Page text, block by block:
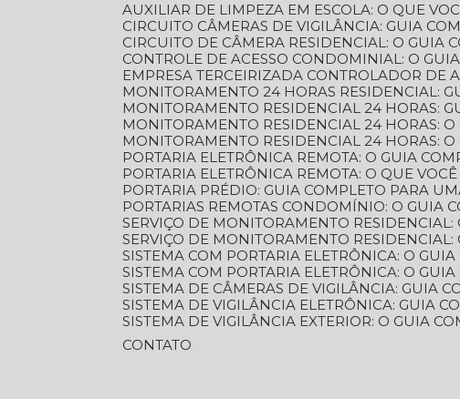
AUXILIAR DE LIMPEZA EM ESCOLA: O QUE
CIRCUITO CÂMERAS DE VIGILÂNCIA: GUIA
CIRCUITO DE CÂMERA RESIDENCIAL: O GUIA
CONTROLE DE ACESSO CONDOMINIAL: O
EMPRESA TERCEIRIZADA CONTROLADOR DE
MONITORAMENTO 24 HORAS RESIDENCIAL:
MONITORAMENTO RESIDENCIAL 24 HORAS:
MONITORAMENTO RESIDENCIAL 24 HORAS:
MONITORAMENTO RESIDENCIAL 24 HORAS:
PORTARIA ELETRÔNICA REMOTA: O GUIA
PORTARIA ELETRÔNICA REMOTA: O QUE
PORTARIA PRÉDIO: GUIA COMPLETO PARA
PORTARIAS REMOTAS CONDOMÍNIO: O GUIA
SERVIÇO DE MONITORAMENTO
SERVIÇO DE MONITORAMENTO
SISTEMA COM PORTARIA ELETRÔNICA: O
SISTEMA COM PORTARIA ELETRÔNICA: O
SISTEMA DE CÂMERAS DE VIGILÂNCIA: GUIA
SISTEMA DE VIGILÂNCIA ELETRÔNICA: GUIA
SISTEMA DE VIGILÂNCIA EXTERIOR: O GUIA
CONTATO